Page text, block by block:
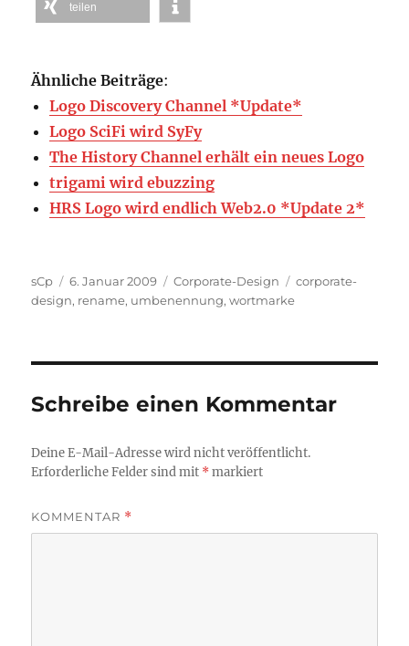
teilen
Ähnliche Beiträge:
Logo Discovery Channel *Update*
Logo SciFi wird SyFy
The History Channel erhält ein neues Logo
trigami wird ebuzzing
HRS Logo wird endlich Web2.0 *Update 2*
Autor
sCp
Veröffentlicht
am
6. Januar 2009 Kategorien
Corporate-Design Schlagwörter
corporate-
design, rename, umbenennung,wortmarke
Schreibe einen Kommentar
Deine E-Mail-Adresse wird nicht veröffentlicht.
Erforderliche Felder sind mit *markiert
KOMMENTAR *